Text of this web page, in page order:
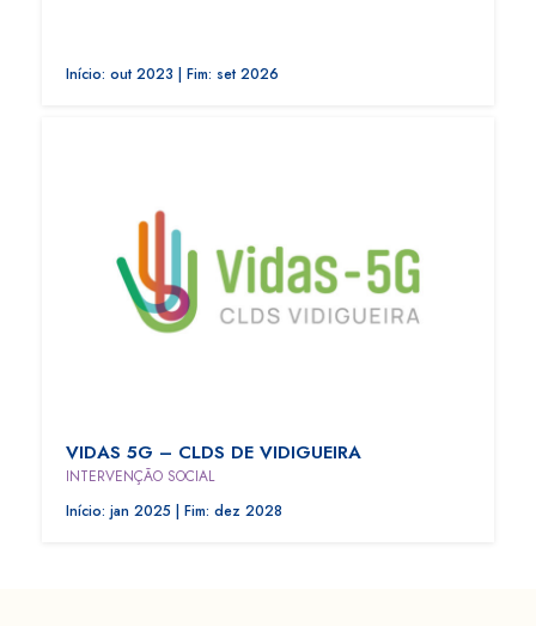
Início: out 2023 | Fim: set 2026
VIDAS 5G – CLDS DE VIDIGUEIRA
INTERVENÇÃO SOCIAL
Início: jan 2025 | Fim: dez 2028